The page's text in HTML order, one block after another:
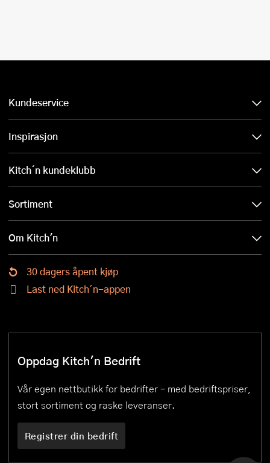
Kundeservice
Inspirasjon
Kitch´n kundeklubb
Sortiment
Om Kitch'n
30 dagers åpent kjøp
Last ned Kitch´n-appen
Oppdag Kitch'n Bedrift
Vår egen nettbutikk for bedrifter – med bedriftspriser,
stort sortiment og raske leveranser.
Registrer din bedrift